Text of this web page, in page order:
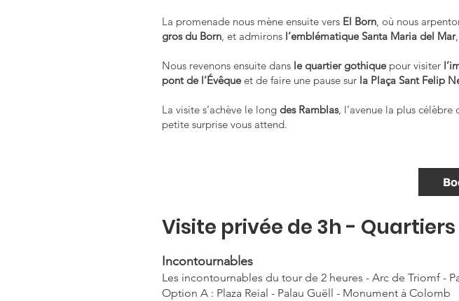
La promenade nous mène ensuite vers El Born, où nous
gros du Born, et admirons l’emblématique Santa Maria del Mar
Nous revenons ensuite dans le quartier gothiquepour visiter
pont de l’Évêqueet de faire une pause sur la Plaça Sant Felip
La visite s’achève le longdes Ramblas, l’avenue la plus
petite surprise vous attend.
Visite privée de 3h -
Incontournables
Les incontournables du tour de 2 heures - Arc de Triomf -
Option A : Plaza Reial - Palau Guëll - Monument à Colomb